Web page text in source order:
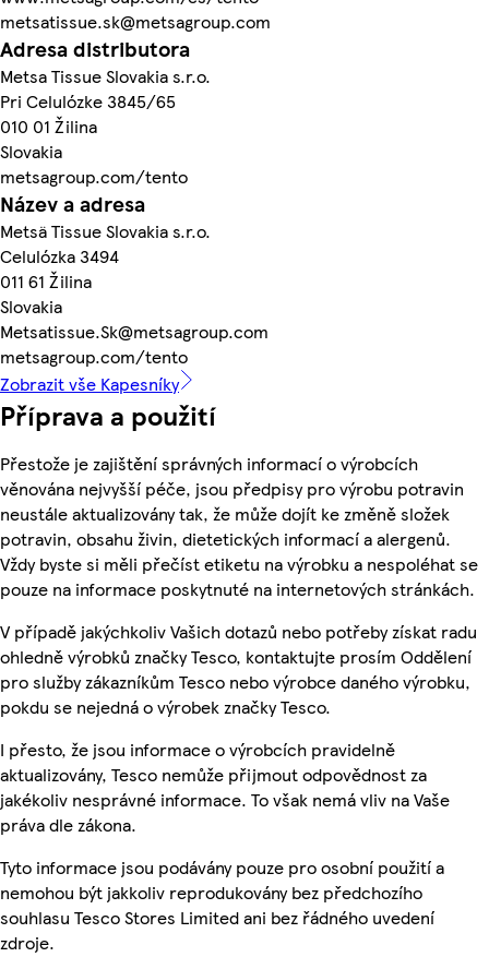
metsatissue.sk@metsagroup.com
Adresa distributora
Metsa Tissue Slovakia s.r.o.
Pri Celulózke 3845/65
010 01 Žilina
Slovakia
metsagroup.com/tento
Název a adresa
Metsä Tissue Slovakia s.r.o.
Celulózka 3494
011 61 Žilina
Slovakia
Metsatissue.Sk@metsagroup.com
metsagroup.com/tento
Zobrazit vše Kapesníky
Příprava a použití
Přestože je zajištění správných informací o výrobcích
věnována nejvyšší péče, jsou předpisy pro výrobu potravin
neustále aktualizovány tak, že může dojít ke změně složek
potravin, obsahu živin, dietetických informací a alergenů.
Vždy byste si měli přečíst etiketu na výrobku a nespoléhat se
pouze na informace poskytnuté na internetových stránkách.
V případě jakýchkoliv Vašich dotazů nebo potřeby získat radu
ohledně výrobků značky Tesco, kontaktujte prosím Oddělení
pro služby zákazníkům Tesco nebo výrobce daného výrobku,
pokdu se nejedná o výrobek značky Tesco.
I přesto, že jsou informace o výrobcích pravidelně
aktualizovány, Tesco nemůže přijmout odpovědnost za
jakékoliv nesprávné informace. To však nemá vliv na Vaše
práva dle zákona.
Tyto informace jsou podávány pouze pro osobní použití a
nemohou být jakkoliv reprodukovány bez předchozího
souhlasu Tesco Stores Limited ani bez řádného uvedení
zdroje.